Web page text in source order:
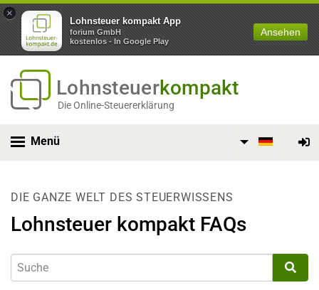
×
Lohnsteuer kompakt App
forium GmbH
kostenlos - In Google Play
Ansehen
Lohnsteuerkompakt
Die Online-Steuererklärung
Menü
DIE GANZE WELT DES STEUERWISSENS
Lohnsteuer kompakt FAQs